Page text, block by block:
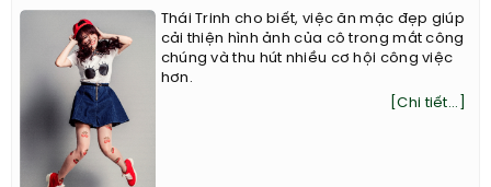
Thái Trinh cho biết, việc ăn mặc đẹp giúp
cải thiện hình ảnh của cô trong mắt công
chúng và thu hút nhiều cơ hội công việc
hơn.
[Chi tiết...]